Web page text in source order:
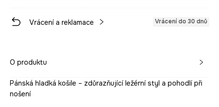
Vrácení a reklamace Vrácení do 30 dnů
O produktu
Pánská hladká košile – zdůrazňující ležérní styl a pohodlí při
nošení